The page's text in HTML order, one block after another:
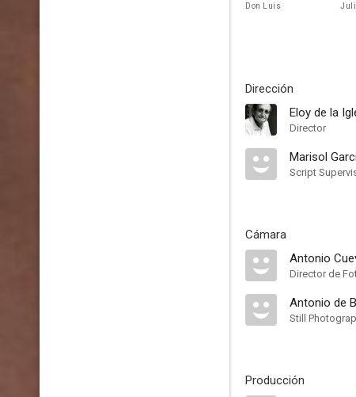
Don Luis
Dirección
Eloy de la
Director
Marisol
Script
Cámara
Antonio
Director de
Antonio de
Still
Producción